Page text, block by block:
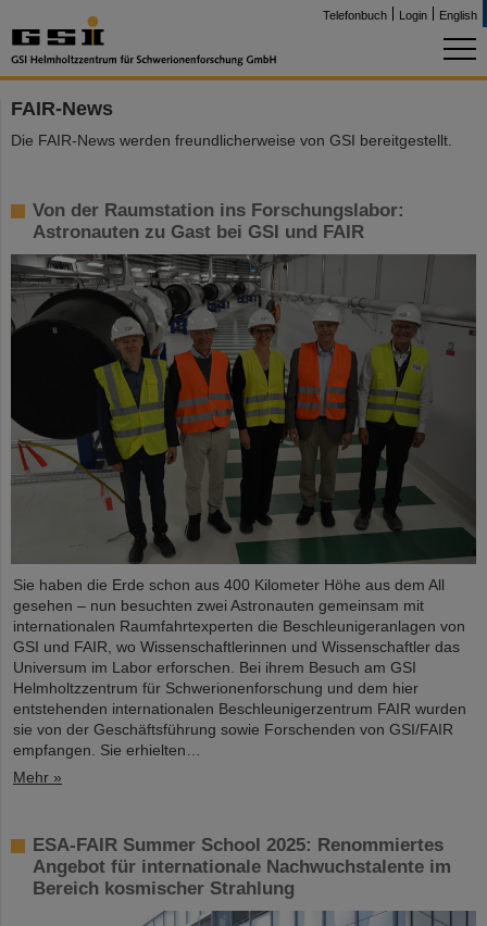
Telefonbuch Login English
FAIR-News
Die FAIR-News werden freundlicherweise von GSI bereitgestellt.
Von der Raumstation ins Forschungslabor:
Astronauten zu Gast bei GSI und FAIR
Sie haben die Erde schon aus 400 Kilometer Höhe aus dem All
gesehen – nun besuchten zwei Astronauten gemeinsam mit
internationalen Raumfahrtexperten die Beschleunigeranlagen von
GSI und FAIR, wo Wissenschaftlerinnen und Wissenschaftler das
Universum im Labor erforschen. Bei ihrem Besuch am GSI
Helmholtzzentrum für Schwerionenforschung und dem hier
entstehenden internationalen Beschleunigerzentrum FAIR wurden
sie von der Geschäftsführung sowie Forschenden von GSI/FAIR
empfangen. Sie erhielten…
Mehr »
ESA-FAIR Summer School 2025: Renommiertes
Angebot für internationale Nachwuchstalente im
Bereich kosmischer Strahlung